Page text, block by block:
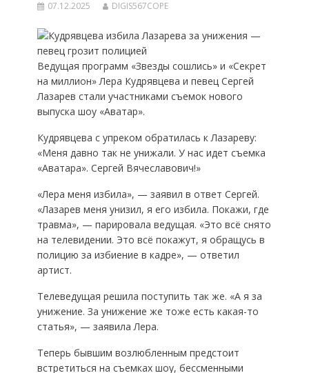
07.12.2025 DIGIS567COPE
Ведущая программ «Звезды сошлись» и «Секрет
на миллион» Лера Кудрявцева и певец Сергей
Лазарев стали участниками съемок нового
выпуска шоу «Аватар».
Кудрявцева с упреком обратилась к Лазареву:
«Меня давно так не унижали. У нас идет съемка
«Аватара». Сергей Вячеславович!»
«Лера меня избила», — заявил в ответ Сергей.
«Лазарев меня унизил, я его избила. Покажи, где
травма», — парировала ведущая. «Это всё снято
на телевидении. Это всё покажут, я обращусь в
полицию за избиение в кадре», — ответил
артист.
Телеведущая решила поступить так же. «А я за
унижение. За унижение же тоже есть какая-то
статья», — заявила Лера.
Теперь бывшим возлюбленным предстоит
встретиться на съемках шоу, бессменными